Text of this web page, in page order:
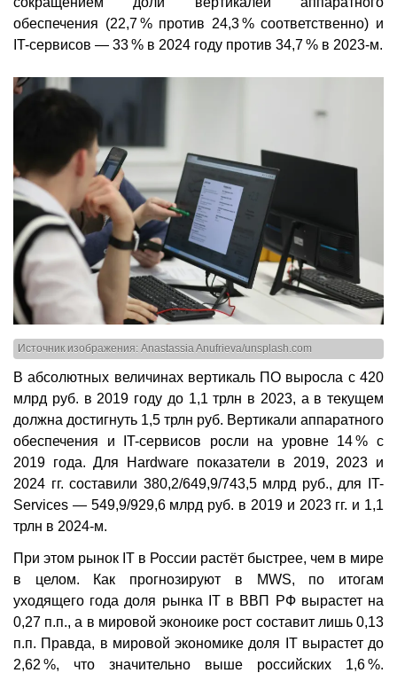
обеспечения (22,7 % против 24,3 % соответственно) и
IT-сервисов — 33 % в 2024 году против 34,7 % в 2023-м.
Источник изображения: Anastassia Anufrieva/unsplash.com
В абсолютных величинах вертикаль ПО выросла с 420
млрд руб. в 2019 году до 1,1 трлн в 2023, а в текущем
должна достигнуть 1,5 трлн руб. Вертикали аппаратного
обеспечения и IT-сервисов росли на уровне 14 % с
2019 года. Для Hardware показатели в 2019, 2023 и
2024 гг. составили 380,2/649,9/743,5 млрд руб., для IT-
Services — 549,9/929,6 млрд руб. в 2019 и 2023 гг. и 1,1
трлн в 2024-м.
При этом рынок IT в России растёт быстрее, чем в мире
в целом. Как прогнозируют в MWS, по итогам
уходящего года доля рынка IT в ВВП РФ вырастет на
0,27 п.п., а в мировой эконоике рост составит лишь 0,13
п.п. Правда, в мировой экономике доля IT вырастет до
2,62 %, что значительно выше российских 1,6 %.